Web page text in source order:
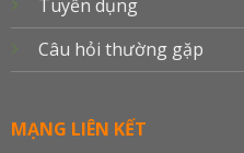
Tuyển dụng
Câu hỏi thường gặp
MẠNG LIÊN KẾT